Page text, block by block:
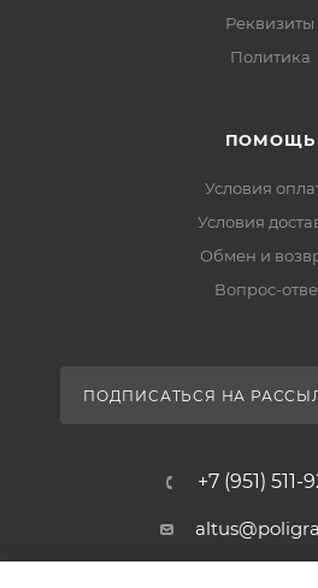
Реквизиты
Политика
ПОМОЩЬ
Условия
Условия
Обмен и
Вопрос-
ПОДПИСАТЬСЯ НА
+7 (951) 511-